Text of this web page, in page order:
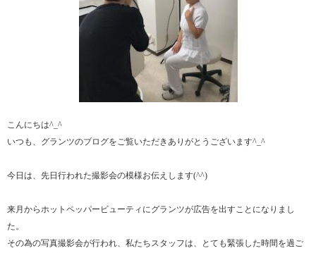
こんにちは^_^
いつも、グランツのブログをご覧いただきありがとうございます^_^
今日は、先日行われた撮影会の模様お伝えします(^^)
来月からホットペッパービューティにグランツが広告を出すことになりまし
た。
その為の写真撮影会が行われ、私たちスタッフは、とても緊張した時間を過ご